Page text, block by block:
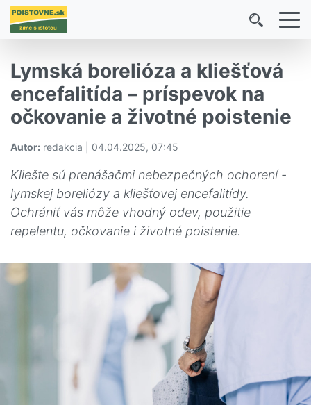
Lymská borelióza a kliešťová
encefalitída – príspevok na
očkovanie a životné poistenie
Autor: redakcia | 04.04.2025, 07:45
Kliešte sú prenášačmi nebezpečných ochorení -
lymskej boreliózy a kliešťovej encefalitídy.
Ochrániť vás môže vhodný odev, použitie
repelentu, očkovanie i životné poistenie.